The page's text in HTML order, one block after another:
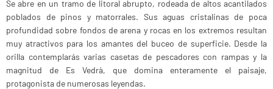
Se abre en un tramo de litoral abrupto, rodeada de altos acantilados
poblados de pinos y matorrales. Sus aguas cristalinas de poca
profundidad sobre fondos de arena y rocas en los extremos resultan
muy atractivos para los amantes del buceo de superficie. Desde la
orilla contemplarás varias casetas de pescadores con rampas y la
magnitud de Es Vedrà, que domina enteramente el paisaje,
protagonista de numerosas leyendas.